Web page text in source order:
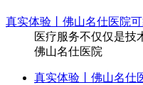
真实体验丨佛山名仕医院
医疗服务不仅仅是技
佛山名仕医院
真实体验丨佛山名仕